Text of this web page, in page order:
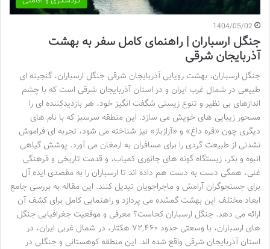
1404/05/02
جنگل ارسباران | راهنمای کامل سفر به بهشت
آذربایجان شرقی
جنگل ارسباران، بهشت رویایی آذربایجان شرقی جنگل ارسباران، گنجینه ای
طبیعی در شمال غرب ایران و در استان آذربایجان شرقی است که با چشم
اندازهای بی نظیر و تنوع زیستی شگفت انگیز خود، هر بازدیدکننده ای را
مسحور زیبایی های خویش می سازد. این منطقه سرسبز که با نام های
دیگری چون «قره داغ» و «آرازباز» نیز شناخته می شود، تجربه ای فراموش
نشدنی از طبیعت گردی را برای مسافران به ارمغان می آورد. پوشش گیاهی
انبوه و بکر، زیستگاه گونه های جانوری کمیاب، و قدمت تاریخی و فرهنگی
غنی، همگی دست به دست هم داده اند تا ارسباران را به مقصدی ایده آل
برای جستجوگران آرامش و ماجراجویان تبدیل کنند. این مقاله به بررسی جامع
ابعاد مختلف این بهشت گمشده می پردازد و راهنمایی کامل برای کشف آن
ارائه می دهد. جنگل ارسباران کجاست؟ معرفی و موقعیت جغرافیایی جنگل
های ارسباران، با وسعتی حدود ۷۲,۴۶۰ هکتار، در شمال غربی ایران، در
استان آذربایجان شرقی واقع شده اند. این منطقه کوهستانی و جنگلی در